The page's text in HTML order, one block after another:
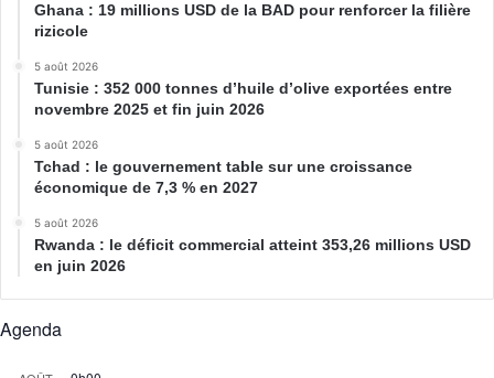
Ghana : 19 millions USD de la BAD pour renforcer la filière
rizicole
5 août 2026
Tunisie : 352 000 tonnes d’huile d’olive exportées entre
novembre 2025 et fin juin 2026
5 août 2026
Tchad : le gouvernement table sur une croissance
économique de 7,3 % en 2027
5 août 2026
Rwanda : le déficit commercial atteint 353,26 millions USD
en juin 2026
Agenda